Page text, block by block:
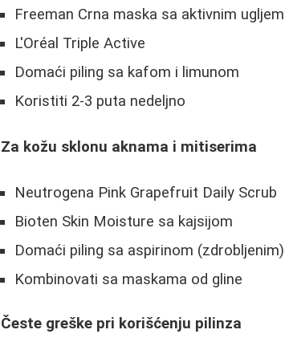
Freeman Crna maska sa aktivnim ugljem
L'Oréal Triple Active
Domaći piling sa kafom i limunom
Koristiti 2-3 puta nedeljno
Za kožu sklonu aknama i mitiserima
Neutrogena Pink Grapefruit Daily Scrub
Bioten Skin Moisture sa kajsijom
Domaći piling sa aspirinom (zdrobljenim)
Kombinovati sa maskama od gline
Česte greške pri korišćenju pilinza